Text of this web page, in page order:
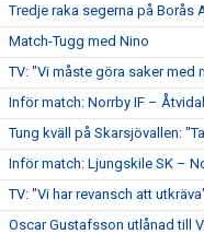
Tredje raka segerna på Borås
Match-Tugg med Nino
TV: "Vi måste göra saker med
Inför match: Norrby IF –
Tung kväll på Skarsjövallen:
Inför match: Ljungskile SK –
TV: "Vi har revansch att
Oscar Gustafsson utlånad till